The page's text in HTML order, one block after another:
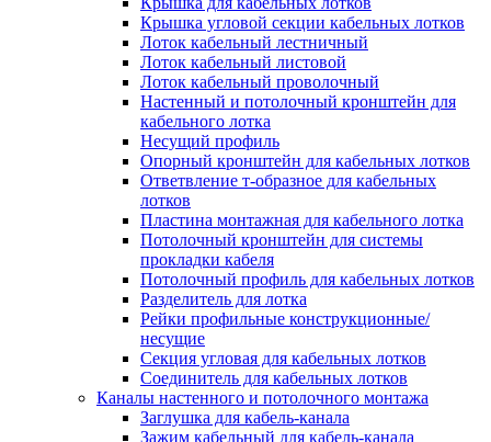
Скоба с гвоздем
Соединитель провода
Материалы для подключения
Аксессуары для
коробок/корпусов для монтажа в
и в потолке
Зажим безвинтовой клеммный
Коробка клеммная
Коробка распределительная для
Крышка для распределительной
коробки/корпуса для монтажа в
в потолке
Распределительная коробка/
монтажа в стене и в потолке
Распределительная коробка/
Система электромонтажных колонн
Электромонтажная колонна
Системы ввода для кабелей и проводов
Ввод кабельный/сальник
Уплотнитель для кабельного
Крышка угловой секции кабельных лотков
Лоток кабельный лестничный
Лоток кабельный листовой
Лоток кабельный проволочный
Настенный и потолочный кронштейн для
кабельного лотка
Несущий профиль
Опорный кронштейн для кабельных лотков
Ответвление т-образное для кабельных
лотков
Пластина монтажная для кабельного лотка
Потолочный кронштейн для системы
прокладки кабеля
Потолочный профиль для кабельных лотков
Разделитель для лотка
Рейки профильные конструкционные/
несущие
Секция угловая для кабельных лотков
Соединитель для кабельных лотков
Каналы настенного и потолочного монтажа
Заглушка для кабель-канала
Зажим кабельный для кабель-канала